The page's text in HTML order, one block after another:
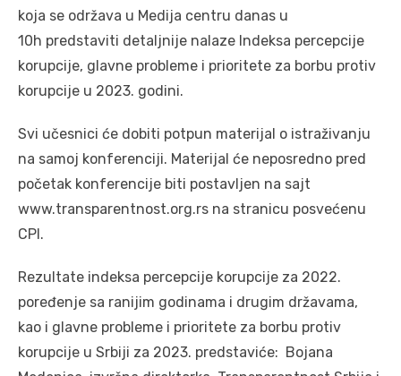
koja se održava u Medija centru danas u
10h predstaviti detaljnije nalaze Indeksa percepcije
korupcije, glavne probleme i prioritete za borbu protiv
korupcije u 2023. godini.
Svi učesnici će dobiti potpun materijal o istraživanju
na samoj konferenciji. Materijal će neposredno pred
početak konferencije biti postavljen na sajt
www.transparentnost.org.rs na stranicu posvećenu
CPI.
Rezultate indeksa percepcije korupcije za 2022.
poređenje sa ranijim godinama i drugim državama,
kao i glavne probleme i prioritete za borbu protiv
korupcije u Srbiji za 2023. predstaviće: Bojana